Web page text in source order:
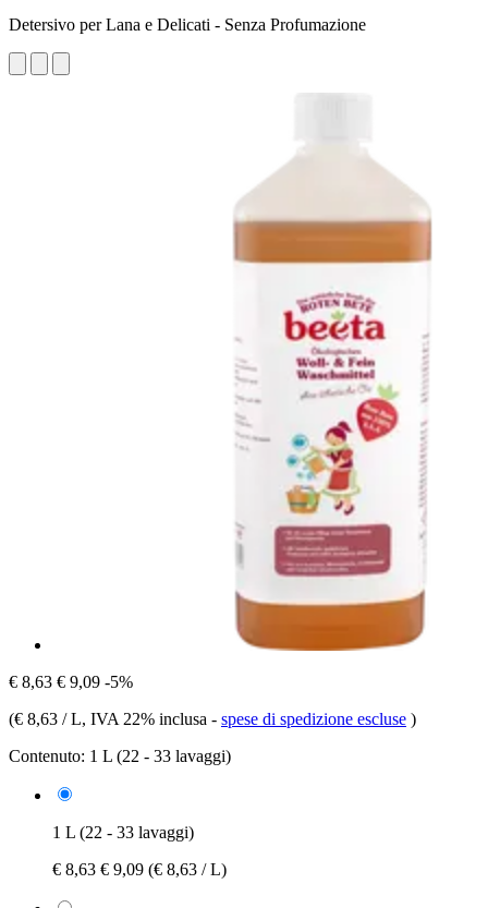
Detersivo per Lana e Delicati - Senza Profumazione
€ 8,63 € 9,09 -5%
(€ 8,63 / L, IVA 22% inclusa - spese di spedizione escluse )
Contenuto: 1 L (22 - 33 lavaggi)
1 L (22 - 33 lavaggi)
€ 8,63 € 9,09 (€ 8,63 / L)